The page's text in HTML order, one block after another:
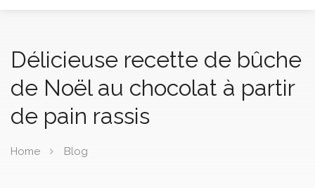
Délicieuse recette de bûche
de Noël au chocolat à partir
de pain rassis
Home Blog